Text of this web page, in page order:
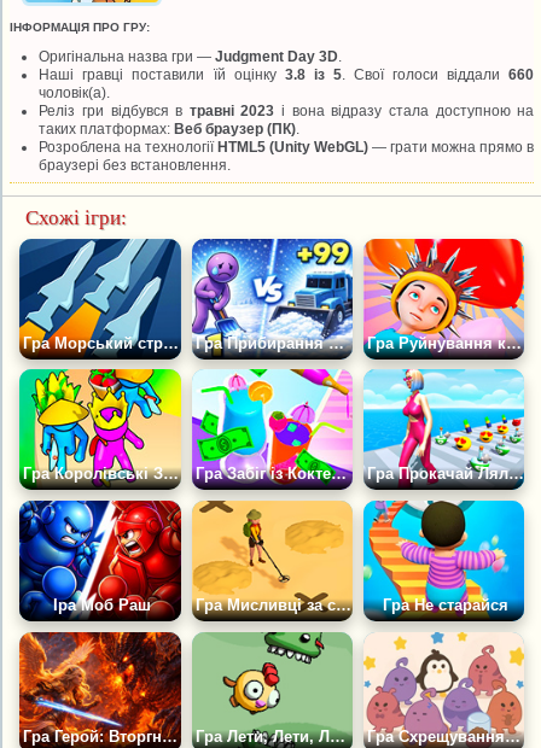
ІНФОРМАЦІЯ ПРО ГРУ:
Оригінальна назва гри —Judgment Day 3D
Наші гравці поставили їй оцінку 3.8 із 5. Свої голоси віддали660
чоловік(а).
Реліз гри відбувся в травні 2023 і вона відразу стала доступною на
таких платформах:Веб браузер (ПК)
Розроблена на технологіїHTML5 (Unity WebGL) — грати можна прямо в
браузері без встановлення.
Схожі ігри:
Гра Морський стрілець Гра Прибирання Снігу: АСМР Симулятор Гра Руйнування куль
Гра Королівські Землі Гра Забіг із Коктейлями Гра Прокачай Ляльку: Стильна Супер Зірка
Іра Моб Раш Гра Мисливці за скарбами 3 Гра Не старайся
Гра Герой: Вторгнення в Пекло Гра Лети, Лети, Лети Гра Схрещування Красунь: Еволюція